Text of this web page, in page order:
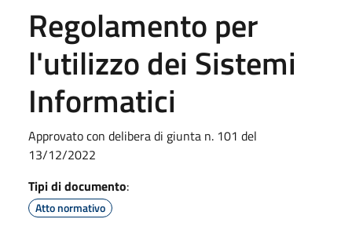
Regolamento per
l'utilizzo dei Sistemi
Informatici
Approvato con delibera di giunta n. 101 del
13/12/2022
Tipi di documento:
Atto normativo